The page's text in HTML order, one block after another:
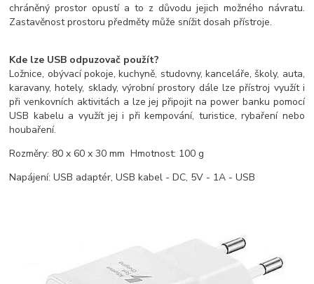
chráněný prostor opustí a to z důvodu jejich možného návratu.
Zastavěnost prostoru předměty může snížit dosah přístroje.
Kde lze USB odpuzovač použít?
Ložnice, obývací pokoje, kuchyně, studovny, kanceláře, školy, auta,
karavany, hotely, sklady, výrobní prostory dále lze přístroj využít i
při venkovních aktivitách a lze jej připojit na power banku pomocí
USB kabelu a využít jej i při kempování, turistice, rybaření nebo
houbaření.
Rozměry: 80 x 60 x 30 mm Hmotnost: 100 g
Napájení: USB adaptér, USB kabel -DC, 5V - 1A - USB